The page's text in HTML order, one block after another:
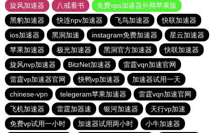
旋风加速器
八戒看书
免费vps加速器外网苹果版
黑豹加速器
快连npv加速器 飞鸟加速器
快联加速器
ios加速器
黑洞加速 instagram免费加速器
星云加速器
苹果加速器
极光加速器 黑洞官方加速器
快联加速器
旋风nvp加速器
BitzNet加速器
雷霆vqn加速官网
雷霆vp加速器官网
快鸭vp加速器
加速器试用一天
chinese-vpn
telegeram苹果加速器
雷霆vqn加速官网
飞机加速器
雷霆加器速 银河加速器
天行vp加速
免费vp试用一小时
加速器试用两小时 小牛加速器